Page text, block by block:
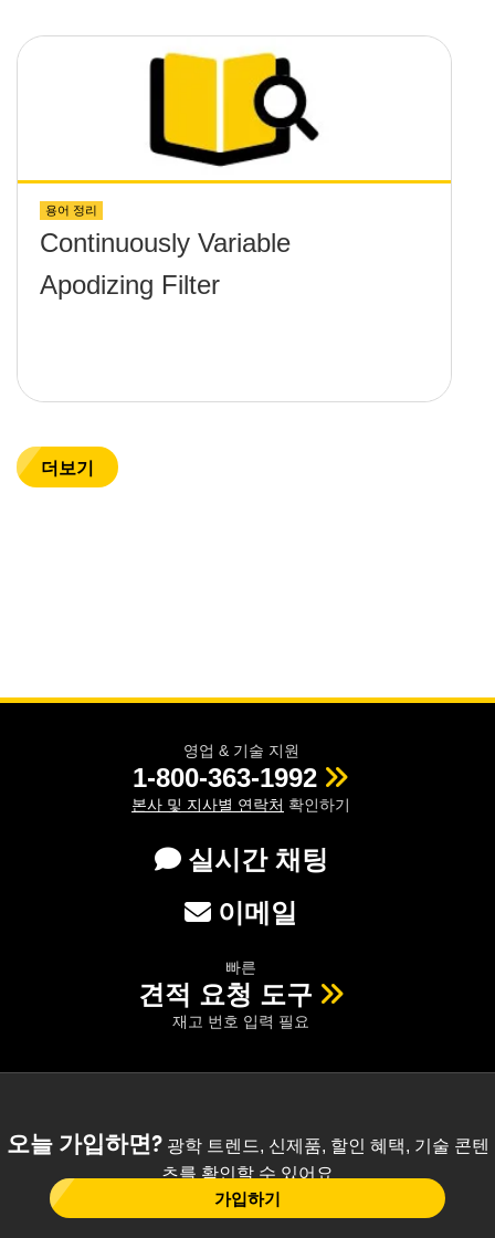
용어 정리
Continuously Variable
Apodizing Filter
더보기
영업 & 기술 지원
1-800-363-1992
본사 및 지사별 연락처 확인하기
실시간 채팅
이메일
빠른
견적 요청 도구
재고 번호 입력 필요
오늘 가입하면?광학 트렌드, 신제품, 할인 혜택, 기술 콘텐
츠를 확인할 수 있어요
가입하기